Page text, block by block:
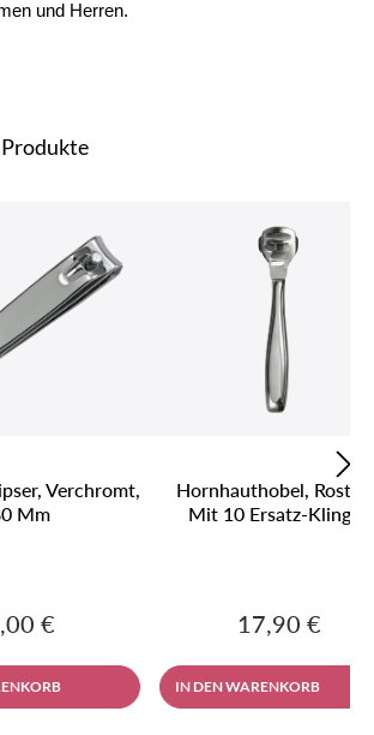
und Herren.
überspringen
Verchromt,
Mm
Preis:
€
Hornhauthobel,
Mit 10 Ersatz-Klingen
Regulärer
17,90 €
IN DEN WARENKORB